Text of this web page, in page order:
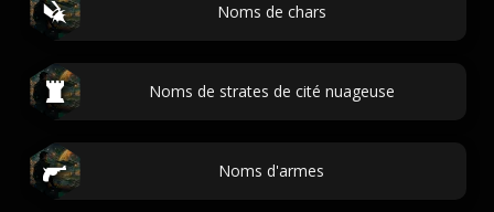
Noms de chars
Noms de strates de cité nuageuse
Noms d'armes